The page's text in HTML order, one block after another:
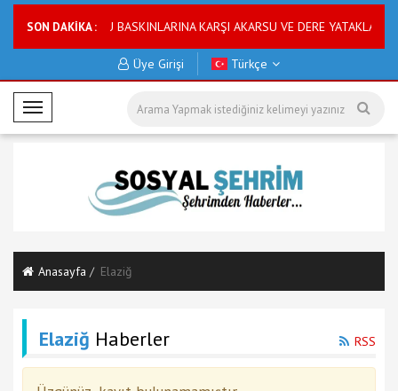
SON DAKİKA :
ASKİ SU BASKINLARINA KARŞI AKARSU VE DERE YATAKLARINI
Üye Girişi Türkçe
M
o
üAnasayfa Elaziğ
Elaziğ Haberler RSS